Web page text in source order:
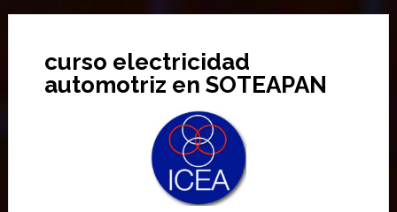
curso electricidad
automotriz en SOTEAPAN